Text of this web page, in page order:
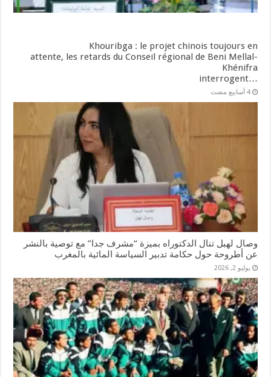
Khouribga : le projet chinois toujours en
attente, les retards du Conseil régional de Beni Mellal-
Khénifra
…interrogent
‏4 أسابيع مضت
وصال لهبل تنال الدكتوراه بميزة “مشرف جدا” مع توصية بالنشر
عن أطروحة حول حكامة تدبير السياسة المائية بالمغرب
يوليو 2, 2026